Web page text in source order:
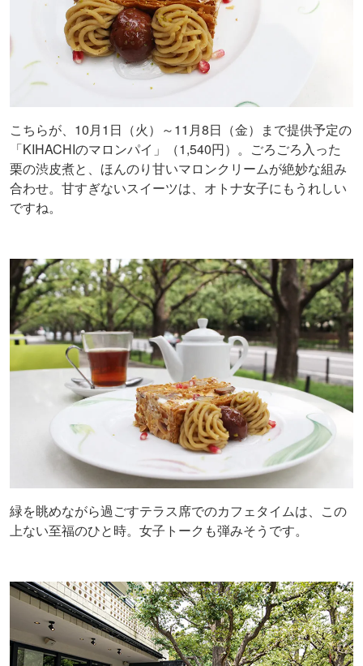
こちらが、10月1日（火）～11月8日（金）まで提供予定の
「KIHACHIのマロンパイ」（1,540円）。ごろごろ入った
栗の渋皮煮と、ほんのり甘いマロンクリームが絶妙な組み
合わせ。甘すぎないスイーツは、オトナ女子にもうれしい
ですね。
緑を眺めながら過ごすテラス席でのカフェタイムは、この
上ない至福のひと時。女子トークも弾みそうです。